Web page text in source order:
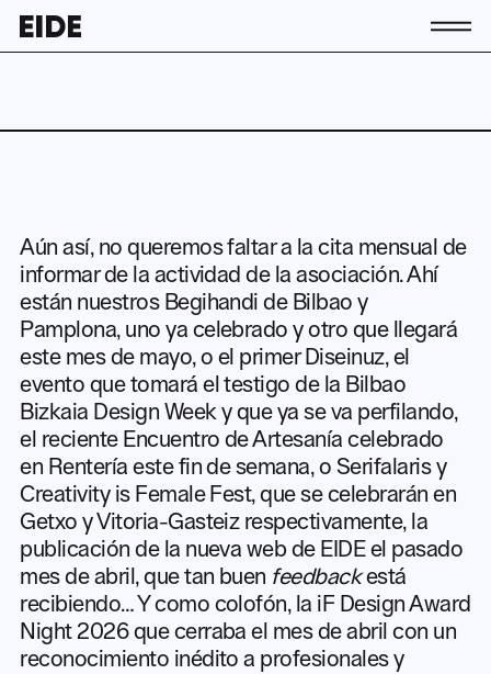
Actividad
Actualidad
Únete a EIDE
ES
EU
EN
Aún así, no queremos faltar a la cita mensual de
informar de la actividad de la asociación. Ahí
están nuestros Begihandi de Bilbao y
Pamplona, uno ya celebrado y otro que llegará
este mes de mayo, o el primer Diseinuz, el
evento que tomará el testigo de la Bilbao
Bizkaia Design Week y que ya se va perfilando,
el reciente Encuentro de Artesanía celebrado
en Rentería este fin de semana, o Serifalaris y
Creativity is Female Fest, que se celebrarán en
Getxo y Vitoria-Gasteiz respectivamente, la
publicación de la nueva web de EIDE el pasado
mes de abril, que tan buen feedbackestá
recibiendo… Y como colofón, la iF Design Award
Night 2026 que cerraba el mes de abril con un
reconocimiento inédito a profesionales y